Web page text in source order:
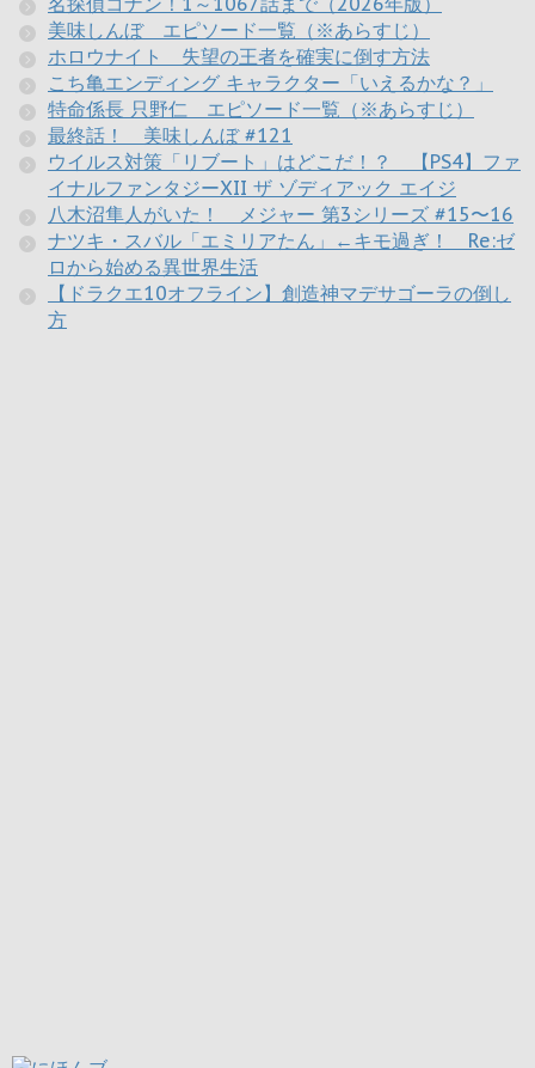
美味しんぼ エピソード一覧（※あらすじ）
ホロウナイト 失望の王者を確実に倒す方法
こち亀エンディング キャラクター「いえるかな？」
特命係長 只野仁 エピソード一覧（※あらすじ）
最終話！ 美味しんぼ #121
ウイルス対策「リブート」はどこだ！？ 【PS4】ファ
イナルファンタジーXII ザ ゾディアック エイジ
八木沼隼人がいた！ メジャー 第3シリーズ #15〜16
ナツキ・スバル「エミリアたん」←キモ過ぎ！ Re:ゼ
ロから始める異世界生活
【ドラクエ10オフライン】創造神マデサゴーラの倒し
方